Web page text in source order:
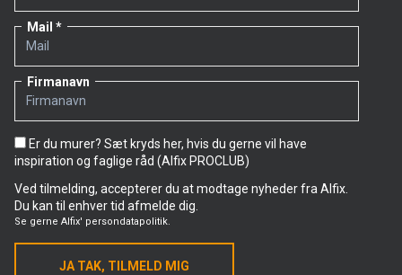
Mail
Firmanavn
Er du murer? Sæt kryds her, hvis du gerne vil have
inspiration og faglige råd (Alfix PROCLUB)
Ved tilmelding, accepterer du at modtage nyheder fra Alfix.
Du kan til enhver tid afmelde dig.
Se gerne Alfix' persondatapolitik.
JA TAK, TILMELD MIG